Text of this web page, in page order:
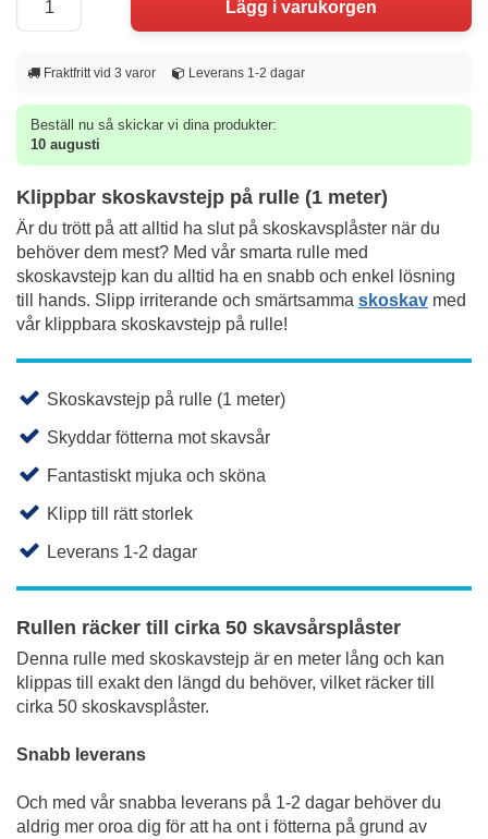
Fraktfritt vid 3 varor Leverans 1-2 dagar
Beställ nu så skickar vi dina produkter:
10 augusti
Klippbar skoskavstejp på rulle (1 meter)
Är du trött på att alltid ha slut på skoskavsplåster när du
behöver dem mest? Med vår smarta rulle med
skoskavstejp kan du alltid ha en snabb och enkel lösning
till hands. Slipp irriterande och smärtsamma skoskav med
vår klippbara skoskavstejp på rulle!
Skoskavstejp på rulle (1 meter)
Skyddar fötterna mot skavsår
Fantastiskt mjuka och sköna
Klipp till rätt storlek
Leverans 1-2 dagar
Rullen räcker till cirka 50 skavsårsplåster
Denna rulle med skoskavstejp är en meter lång och kan
klippas till exakt den längd du behöver, vilket räcker till
cirka 50 skoskavsplåster.
Snabb leverans
Och med vår snabba leverans på 1-2 dagar behöver du
aldrig mer oroa dig för att ha ont i fötterna på grund av